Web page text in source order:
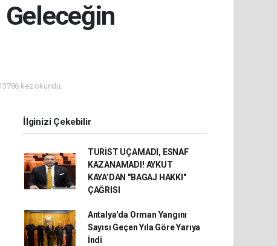
kez okundu.
İlginizi Çekebilir
TURİST UÇAMADI, ESNAF
KAZANAMADI! AYKUT
KAYA’DAN "BAGAJ HAKKI"
ÇAĞRISI
Antalya'da Orman Yangını
Sayısı Geçen Yıla Göre Yarıya
İndi